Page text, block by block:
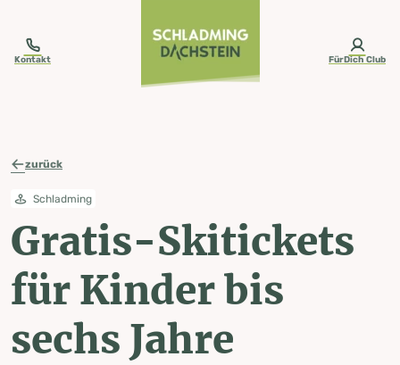
Kontakt FürDich Club
zurück
Schladming
Gratis-Skitickets
für Kinder bis
sechs Jahre